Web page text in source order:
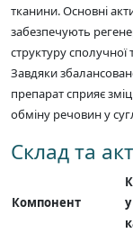
тканини. Основні
забезпечують
структуру
Завдяки
препарат сприяє
обміну речовин у
Склад та
Компонент